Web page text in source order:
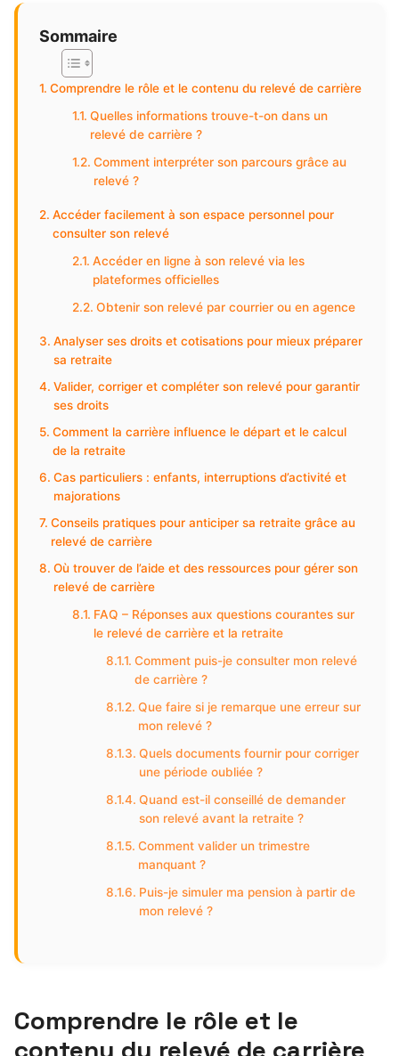
Sommaire
Comprendre le rôle et le contenu du relevé de carrière
Quelles informations trouve-t-on dans un
relevé de carrière ?
Comment interpréter son parcours grâce au
relevé ?
Accéder facilement à son espace personnel pour
consulter son relevé
Accéder en ligne à son relevé via les
plateformes officielles
Obtenir son relevé par courrier ou en agence
Analyser ses droits et cotisations pour mieux préparer
sa retraite
Valider, corriger et compléter son relevé pour garantir
ses droits
Comment la carrière influence le départ et le calcul
de la retraite
Cas particuliers : enfants, interruptions d’activité et
majorations
Conseils pratiques pour anticiper sa retraite grâce au
relevé de carrière
Où trouver de l’aide et des ressources pour gérer son
relevé de carrière
FAQ – Réponses aux questions courantes sur
le relevé de carrière et la retraite
Comment puis-je consulter mon relevé
de carrière ?
Que faire si je remarque une erreur sur
mon relevé ?
Quels documents fournir pour corriger
une période oubliée ?
Quand est-il conseillé de demander
son relevé avant la retraite ?
Comment valider un trimestre
manquant ?
Puis-je simuler ma pension à partir de
mon relevé ?
Comprendre le rôle et le